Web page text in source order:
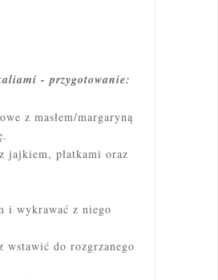
- przygotowanie:
z masłem/margaryną
jajkiem, płatkami oraz
i wykrawać z niego
wstawić do rozgrzanego